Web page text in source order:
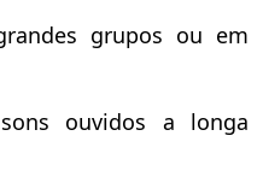
grupos ou em
ouvidos a longa